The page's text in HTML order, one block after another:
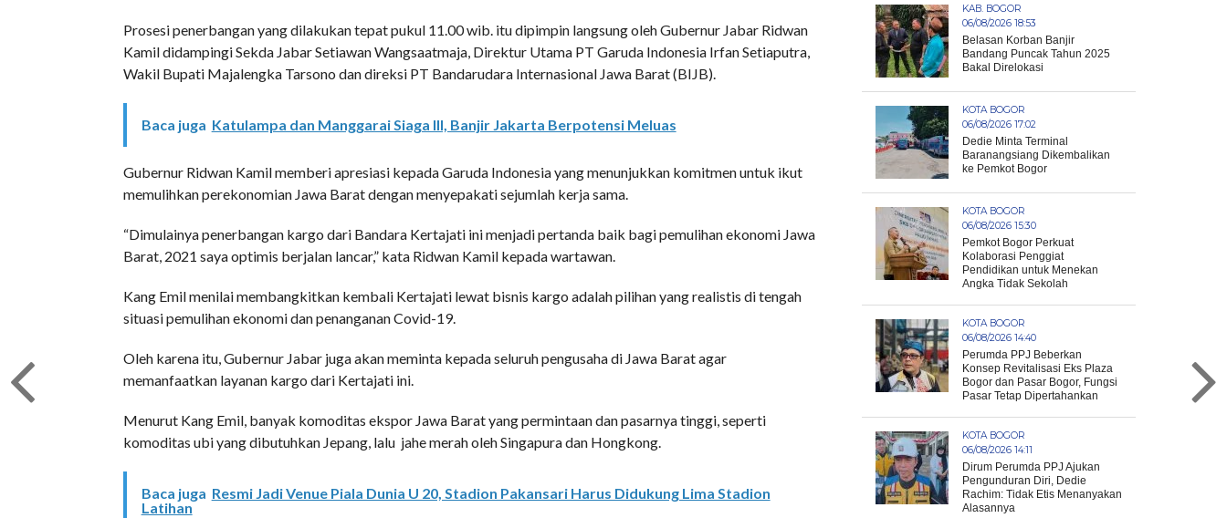
Prosesi penerbangan yang dilakukan tepat pukul 11.00 wib. itu dipimpin langsung oleh Gubernur Jabar Ridwan
Kamil didampingi Sekda Jabar Setiawan Wangsaatmaja, Direktur Utama PT Garuda Indonesia Irfan Setiaputra,
Wakil Bupati Majalengka Tarsono dan direksi PT Bandarudara Internasional Jawa Barat (BIJB).
Baca juga Katulampa dan Manggarai Siaga III, Banjir Jakarta Berpotensi Meluas
Gubernur Ridwan Kamil memberi apresiasi kepada Garuda Indonesia yang menunjukkan komitmen untuk ikut
memulihkan perekonomian Jawa Barat dengan menyepakati sejumlah kerja sama.
“Dimulainya penerbangan kargo dari Bandara Kertajati ini menjadi pertanda baik bagi pemulihan ekonomi Jawa
Barat, 2021 saya optimis berjalan lancar,” kata Ridwan Kamil kepada wartawan.
Kang Emil menilai membangkitkan kembali Kertajati lewat bisnis kargo adalah pilihan yang realistis di tengah
situasi pemulihan ekonomi dan penanganan Covid-19.
Oleh karena itu, Gubernur Jabar juga akan meminta kepada seluruh pengusaha di Jawa Barat agar
memanfaatkan layanan kargo dari Kertajati ini.
Menurut Kang Emil, banyak komoditas ekspor Jawa Barat yang permintaan dan pasarnya tinggi, seperti
komoditas ubi yang dibutuhkan Jepang, lalu jahe merah oleh Singapura dan Hongkong.
Baca juga Resmi Jadi Venue Piala Dunia U 20, Stadion Pakansari Harus Didukung Lima Stadion
Latihan
KAB. BOGOR
06/08/2026 18:53
Belasan Korban Banjir
Bandang Puncak Tahun 2025
Bakal Direlokasi
KOTA BOGOR
06/08/2026 17:02
Dedie Minta Terminal
Baranangsiang Dikembalikan
ke Pemkot Bogor
KOTA BOGOR
06/08/2026 15:30
Pemkot Bogor Perkuat
Kolaborasi Penggiat
Pendidikan untuk Menekan
Angka Tidak Sekolah
KOTA BOGOR
06/08/2026 14:40
Perumda PPJ Beberkan
Konsep Revitalisasi Eks Plaza
Bogor dan Pasar Bogor, Fungsi
Pasar Tetap Dipertahankan
KOTA BOGOR
06/08/2026 14:11
Dirum Perumda PPJ Ajukan
Pengunduran Diri, Dedie
Rachim: Tidak Etis Menanyakan
Alasannya